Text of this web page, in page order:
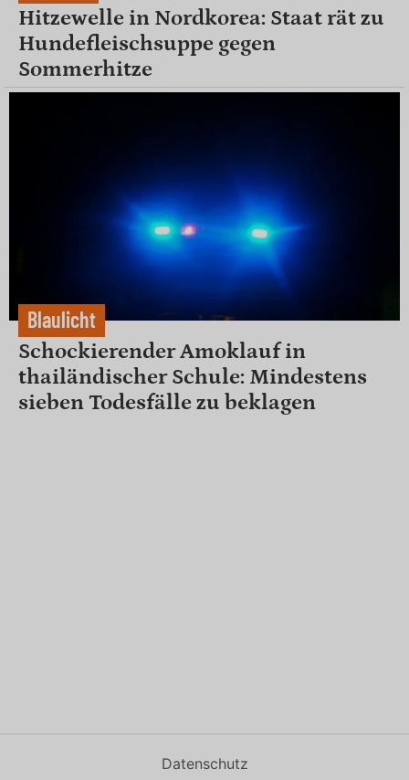
Hitzewelle in Nordkorea: Staat rät zu
Hundefleischsuppe gegen
Sommerhitze
Blaulicht
Schockierender Amoklauf in
thailändischer Schule: Mindestens
sieben Todesfälle zu beklagen
Datenschutz